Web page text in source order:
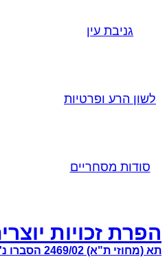
גניבת עין
לשון הרע ופרטיות
סודות מסחריים
הפרת זכויות
תא (מחוזי ת"א) 2469/02 הסברו נ' לי-דן (נבו, 23.2.2009)